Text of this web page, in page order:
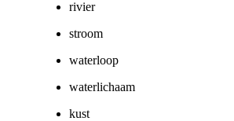
rivier
stroom
waterloop
waterlichaam
kust